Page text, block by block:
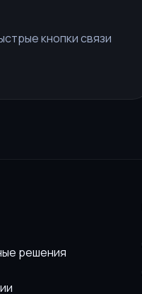
кнопки связи
решения